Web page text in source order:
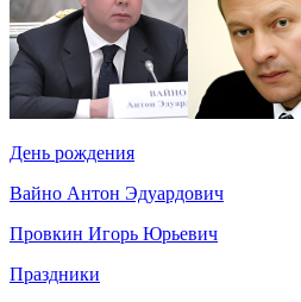
День рождения
Вайно Антон Эдуардович
Провкин Игорь Юрьевич
Праздники